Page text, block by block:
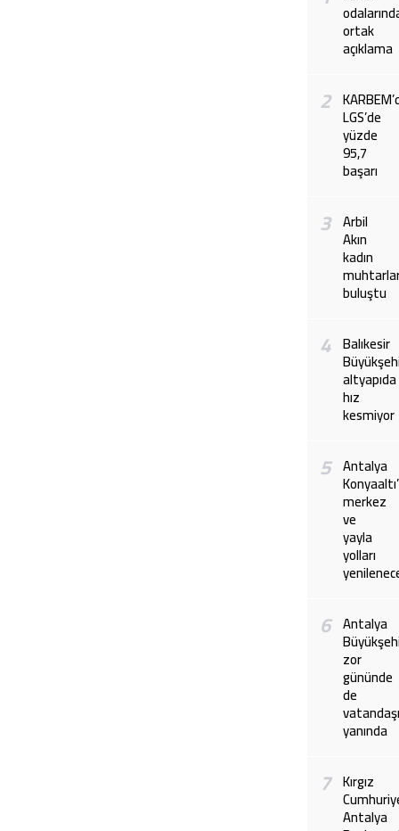
ortak
açıklama
2 LGS’de
yüzde
95,7
başarı
3 Arbil
Akın
kadın
buluştu
4 Balıkesir
altyapıda
hız
kesmiyor
5 Antalya
merkez
ve
yayla
yolları
6 Antalya
zor
gününde
de
yanında
7 Kırgız
Antalya